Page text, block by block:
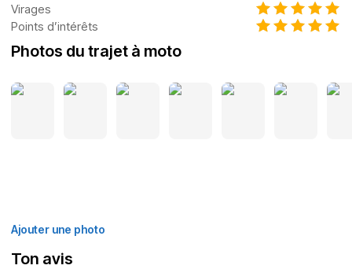
Virages
Points d’intérêts
Photos du trajet à moto
Ajouter une photo
Ton avis